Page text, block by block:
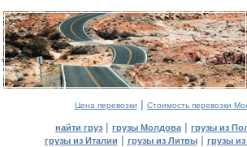
Цена перевозки | Стоимость перевозки
найти груз | грузы Молдова | грузы из
грузы из Италии | грузы из Литвы| грузы